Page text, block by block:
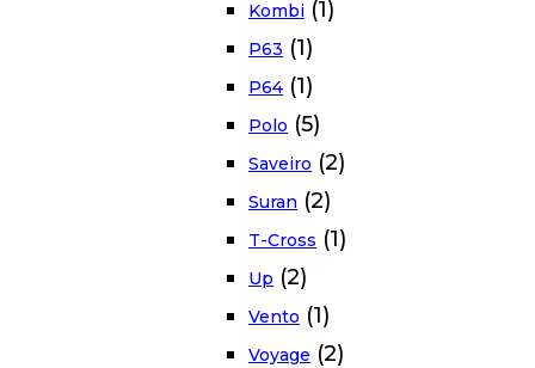
Kombi (1)
P63 (1)
P64 (1)
Polo (5)
Saveiro (2)
Suran (2)
T-Cross (1)
Up (2)
Vento (1)
Voyage (2)